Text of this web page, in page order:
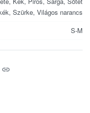
Szürke, Világos narancs
S-M